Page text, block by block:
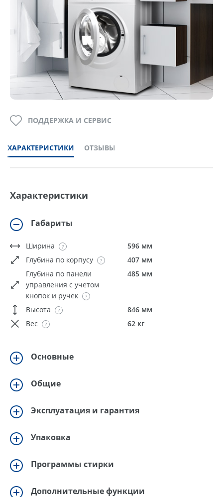
ХАРАКТЕРИСТИКИ ОТЗЫВЫ
ПОДДЕРЖКА И СЕРВИС
Характеристики
Габариты
Ширина
596 мм
Глубина по корпусу
407 мм
Глубина по панели
управления с учетом
кнопок и ручек
485 мм
Высота
846 мм
Вес
62 кг
Основные
Общие
Эксплуатация и гарантия
Упаковка
Программы стирки
Дополнительные функции